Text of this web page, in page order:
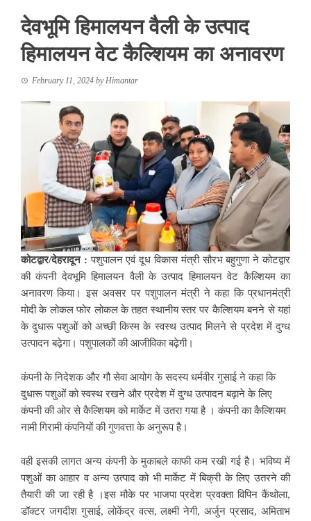
देवभूमि हिमालयन वैली के उत्पाद
हिमालयन वेट कैल्शियम का अनावरण
February 11, 2024 byHimantar
कोटद्वार/देहरादून : पशुपालन एवं दूध विकास मंत्री सौरभ बहुगुणा ने कोटद्वार
की कंपनी देवभूमि हिमालयन वैली के उत्पाद हिमालयन वेट कैल्शियम का
अनावरण किया। इस अवसर पर पशुपालन मंत्री ने कहा कि प्रधानमंत्री
मोदी के लोकल फोर लोकल के तहत स्थानीय स्तर पर कैल्शियम बनने से यहां
के दुधारू पशुओं को अच्छी किस्म के स्वस्थ उत्पाद मिलने से प्रदेश में दुग्ध
उत्पादन बढ़ेगा। पशुपालकों की आजीविका बढ़ेगी।
कंपनी के निदेशक और गौ सेवा आयोग के सदस्य धर्मवीर गुसाई ने कहा कि
दुधारू पशुओं को स्वस्थ रखने और प्रदेश में दुग्ध उत्पादन बढ़ाने के लिए
कंपनी की ओर से कैल्शियम को मार्केट में उतरा गया है । कंपनी का कैल्शियम
नामी गिरामी कंपनियों की गुणवत्ता के अनुरूप है।
वही इसकी लागत अन्य कंपनी के मुकाबले काफी कम रखी गई है। भविष्य में
पशुओं का आहार व अन्य उत्पाद को भी मार्केट में बिक्री के लिए उतरने की
तैयारी की जा रही है ।इस मौके पर भाजपा प्रदेश प्रवक्ता विपिन कैंथोला,
डॉक्टर जगदीश गुसाई, लोकेंद्र वत्स, लक्ष्मी नेगी, अर्जुन प्रसाद, अमिताभ